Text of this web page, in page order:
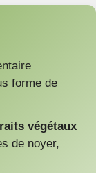
forme de
végétaux
de noyer,